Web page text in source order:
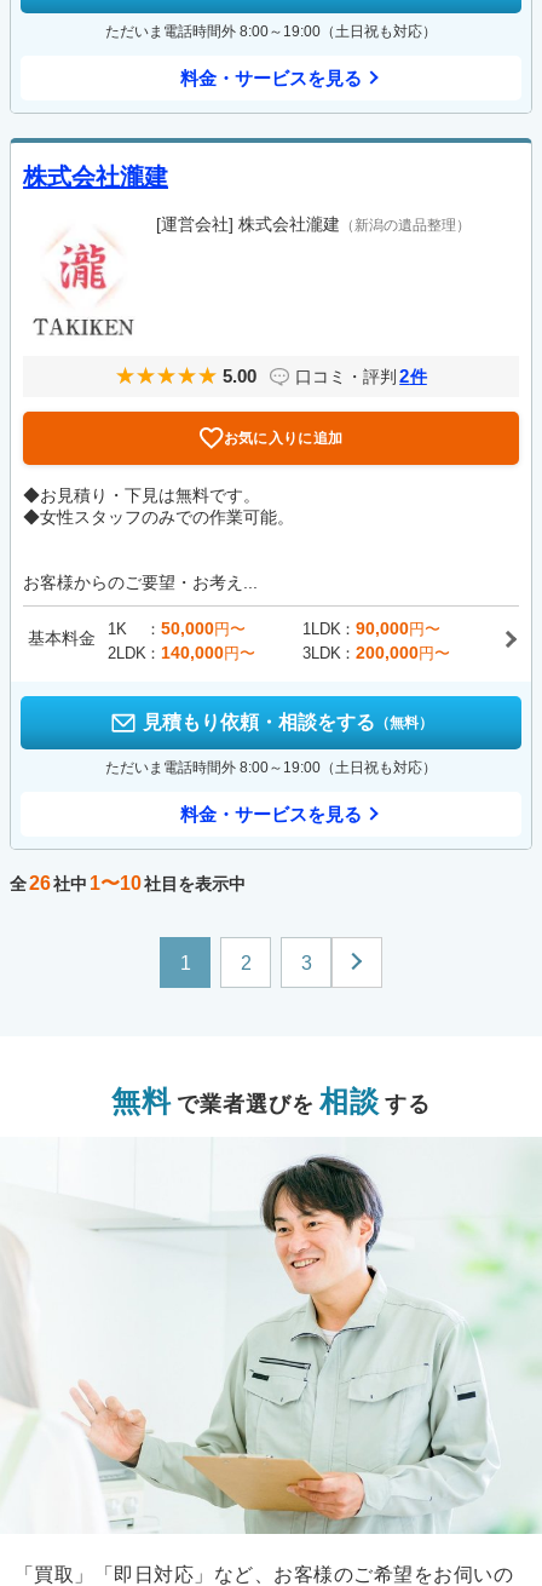
ただいま電話時間外 8:00～19:00（土日祝も対応）
料金・サービスを見る
株式会社瀧建
[運営会社] 株式会社瀧建 （新潟の遺品整理）
5.00 口コミ・評判2件
お気に入りに追加
◆お見積り・下見は無料です。
◆女性スタッフのみでの作業可能。
お客様からのご要望・お考え...
基本料金 1K 50,000円〜 1LDK 90,000円〜
2LDK
140,000円〜 3LDK 200,000円〜
見積もり依頼・相談をする （無料）
ただいま電話時間外 8:00～19:00（土日祝も対応）
料金・サービスを見る
全26社中 1〜10社目を表示中
1 2 3
無料 で業者選びを 相談 する
「買取」「即日対応」など、お客様のご希望をお伺いの